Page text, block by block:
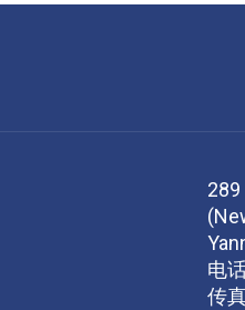
289
电
传